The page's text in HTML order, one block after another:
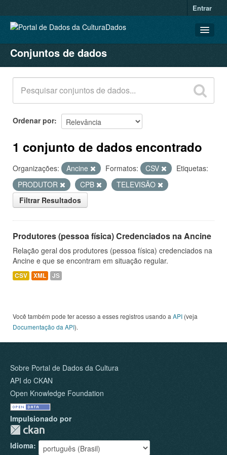
Entrar
CONJUNTOS DE DADOS
ORGANIZAÇÕES
GRUPOS
SOBRE
Conjuntos de dados
Ordenar por
1 conjunto de dados encontrado
Organizações: Ancine Formatos: CSV
Etiquetas:
PRODUTOR
CPB
TELEVISÃO
Filtrar Resultados
Produtores (pessoa física) Credenciados na Ancine
Relação geral dos produtores (pessoa física) credenciados na
Ancine e que se encontram em situação regular.
CSV XML JS
Você também pode ter acesso a esses registros usando a API (veja
Documentação da API).
Sobre Portal de Dados da Cultura
API do CKAN
Open Knowledge Foundation
Impulsionado por
Idioma